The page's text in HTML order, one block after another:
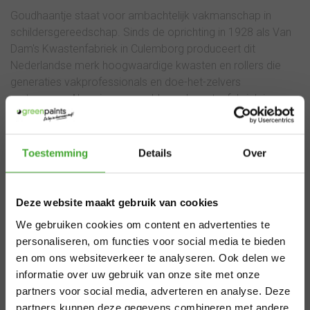
Toestemming Details Over
Deze website maakt gebruik van cookies
We gebruiken cookies om content en advertenties te
personaliseren, om functies voor social media te bieden
en om ons websiteverkeer te analyseren. Ook delen we
informatie over uw gebruik van onze site met onze
partners voor social media, adverteren en analyse. Deze
partners kunnen deze gegevens combineren met andere
Goudhaantje staat voor ambachtelijk vakmanschap in
schildersgereedschap. Sinds de oprichting in 1928 als Van
Dam's Kwastenfabriek in Culemborg produceert dit
Nederlandse merk hoogwaardige kwasten en rollers die
generaties vakprofessionals en doe-het-zelvers
vertrouwen. Als enige overgebleven kwastenfabriek in
Nederland combineert Goudhaantje traditioneel handwerk
topkwaliteit verf verwerking. Elk product draagt de kennis
kwaliteitscontroles en lokale productie maakt Goudhaantje
Waarom kiezen voor
Goudhaantje
×
Aangepaste
levertijden
zomervakantie
Van 29 juli t/m 7 augustus zijn wij gesloten.
Bestel je vóór 28 juli 12.00 uur? Dan